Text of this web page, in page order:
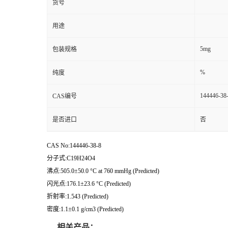
货号
用途
包装规格 5mg
纯度 %
CAS编号 144446-
是否进口 否
CAS No:144446-38-8
分子式:C19H24O4
沸点:505.0±50.0 °C at 760 mmHg (Predicted)
闪光点:176.1±23.6 °C (Predicted)
折射率:1.543 (Predicted)
密度:1.1±0.1 g/cm3 (Predicted)